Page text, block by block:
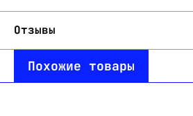
Отзывы
Похожие товары